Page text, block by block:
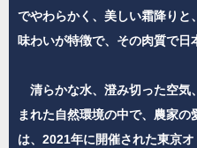
でやわらかく、美しい霜降りと
味わいが特徴で、その肉質で日
清らかな水、澄み切った空気
まれた自然環境の中で、農家
は、2021年に開催された東京